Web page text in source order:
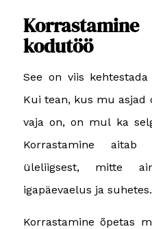
kodutöö
See on viis
Kui tean, kus mu
vaja on, on mul ka
Korrastamine
üleliigsest, mitte
igapäevaelus ja suhetes.
Korrastamine õpetas